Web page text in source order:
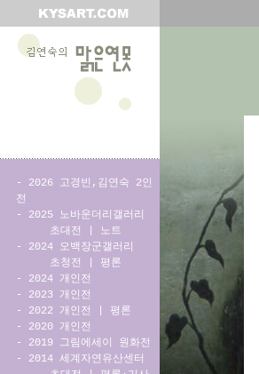
-
2026 고경빈,김연숙 2인
전
-
2025 노바운더리갤러리
초대전
노트
-
2024 오백장군갤러리
초청전
평론
-
2024 개인전
-
2023 개인전
-
2022 개인전
평론
-
2020 개인전
-
2019 그림에세이 원화전
-
2014 세계자연유산센터